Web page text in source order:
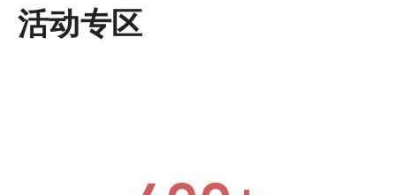
活动专区